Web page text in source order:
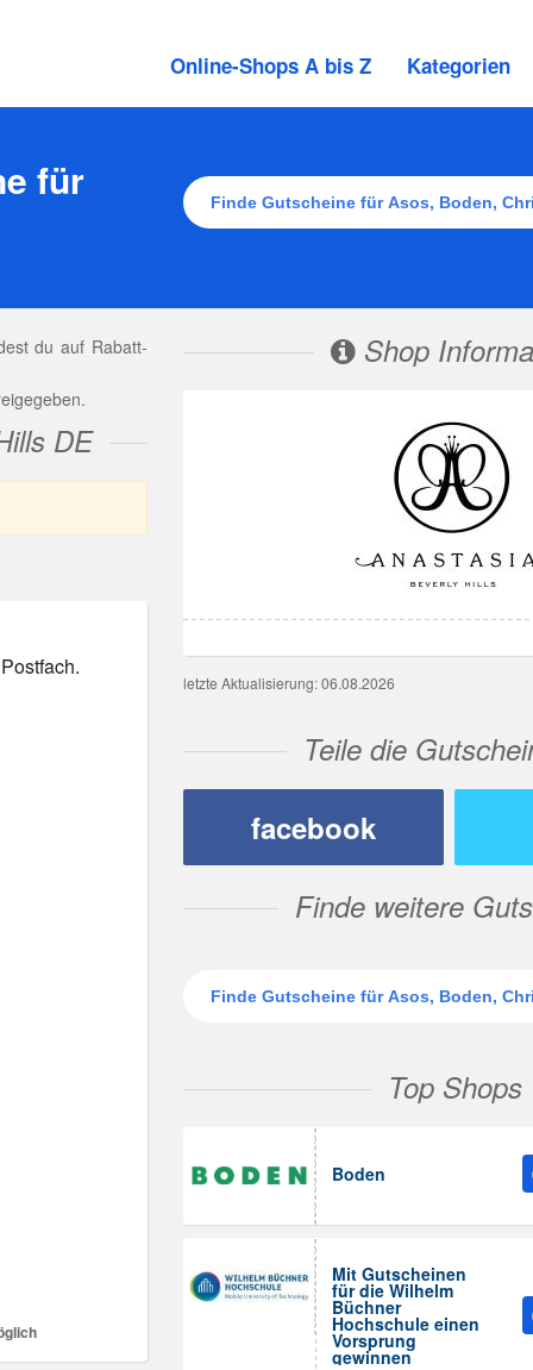
Online-Shops A bis Z Kategorien
für
du auf Rabatt-
DE
Shop
letzte Aktualisierung: 06.08.2026
Teile die
facebook
Finde weitere
Top Shops
Boden
Mit Gutscheinen
für die Wilhelm
Büchner
Hochschule einen
Vorsprung
gewinnen